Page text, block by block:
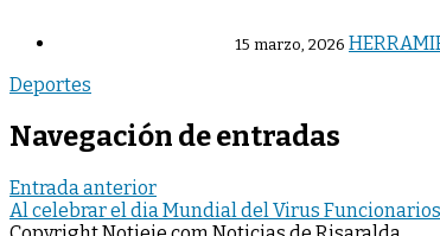
15 marzo, 2026
Deportes
Navegación de entradas
Entrada anterior
Al celebrar el dia Mundial del Virus